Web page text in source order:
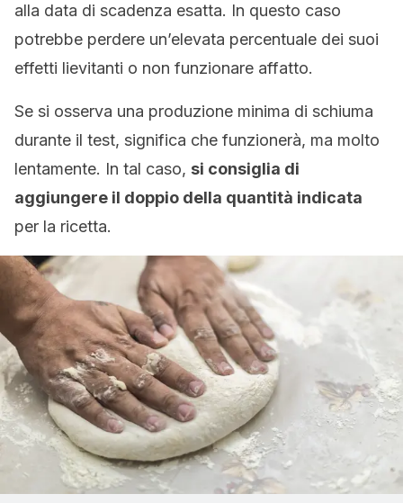
alla data di scadenza esatta. In questo caso
potrebbe perdere un’elevata percentuale dei suoi
effetti lievitanti o non funzionare affatto.
Se si osserva una produzione minima di schiuma
durante il test, significa che funzionerà, ma molto
lentamente. In tal caso, si consiglia di
aggiungere il doppio della quantità indicata
per la ricetta.